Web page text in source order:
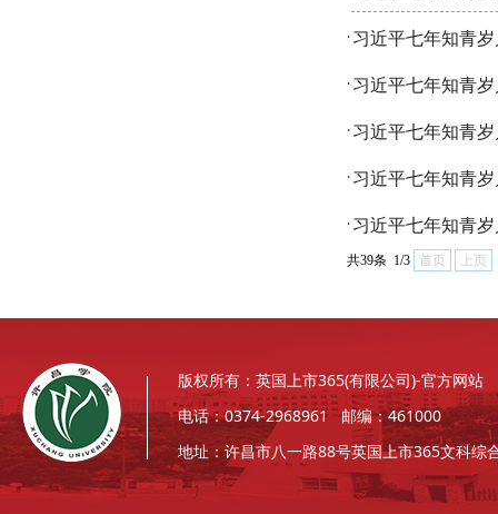
·习近平七年知青
·习近平七年知青
·习近平七年知青
·习近平七年知青
·习近平七年知青
共39条 1/3 首页 上页
版权所有：英国上市365(有限公司)-官方网站
电话：0374-2968961 邮编：461000
地址：许昌市八一路88号英国上市365文科综